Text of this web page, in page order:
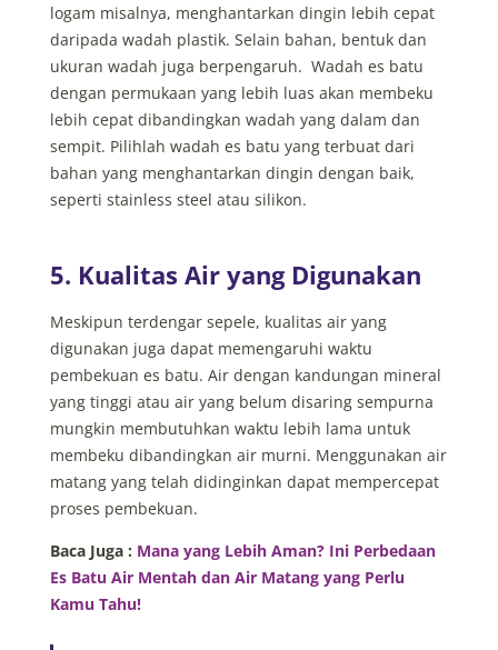
logam misalnya, menghantarkan dingin lebih cepat
daripada wadah plastik. Selain bahan, bentuk dan
ukuran wadah juga berpengaruh. Wadah es batu
dengan permukaan yang lebih luas akan membeku
lebih cepat dibandingkan wadah yang dalam dan
sempit. Pilihlah wadah es batu yang terbuat dari
bahan yang menghantarkan dingin dengan baik,
seperti stainless steel atau silikon.
5. Kualitas Air yang Digunakan
Meskipun terdengar sepele, kualitas air yang
digunakan juga dapat memengaruhi waktu
pembekuan es batu. Air dengan kandungan mineral
yang tinggi atau air yang belum disaring sempurna
mungkin membutuhkan waktu lebih lama untuk
membeku dibandingkan air murni. Menggunakan air
matang yang telah didinginkan dapat mempercepat
proses pembekuan.
Baca Juga : Mana yang Lebih Aman? Ini Perbedaan
Es Batu Air Mentah dan Air Matang yang Perlu
Kamu Tahu!